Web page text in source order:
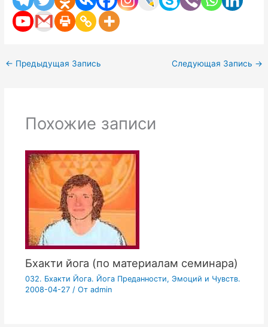
← Предыдущая Запись Следующая Запись →
Похожие записи
Бхакти йога (по материалам семинара)
032. Бхакти Йога. Йога Преданности, Эмоций и Чувств.
2008-04-27/ От admin